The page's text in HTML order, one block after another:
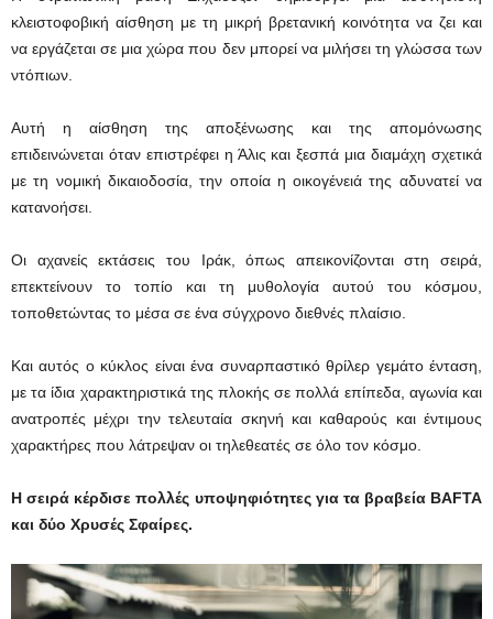
κλειστοφοβική αίσθηση με τη μικρή βρετανική κοινότητα να ζει και
να εργάζεται σε μια χώρα που δεν μπορεί να μιλήσει τη γλώσσα των
ντόπιων.
Αυτή η αίσθηση της αποξένωσης και της απομόνωσης
επιδεινώνεται όταν επιστρέφει η Άλις και ξεσπά μια διαμάχη σχετικά
με τη νομική δικαιοδοσία, την οποία η οικογένειά της αδυνατεί να
κατανοήσει.
Οι αχανείς εκτάσεις του Ιράκ, όπως απεικονίζονται στη σειρά,
επεκτείνουν το τοπίο και τη μυθολογία αυτού του κόσμου,
τοποθετώντας το μέσα σε ένα σύγχρονο διεθνές πλαίσιο.
Και αυτός ο κύκλος είναι ένα συναρπαστικό θρίλερ γεμάτο ένταση,
με τα ίδια χαρακτηριστικά της πλοκής σε πολλά επίπεδα, αγωνία και
ανατροπές μέχρι την τελευταία σκηνή και καθαρούς και έντιμους
χαρακτήρες που λάτρεψαν οι τηλεθεατές σε όλο τον κόσμο.
Η σειρά κέρδισε πολλές υποψηφιότητες για τα βραβεία BAFTA
και δύο Χρυσές Σφαίρες.